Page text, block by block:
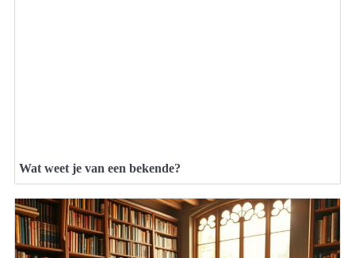
Wat weet je van een bekende?